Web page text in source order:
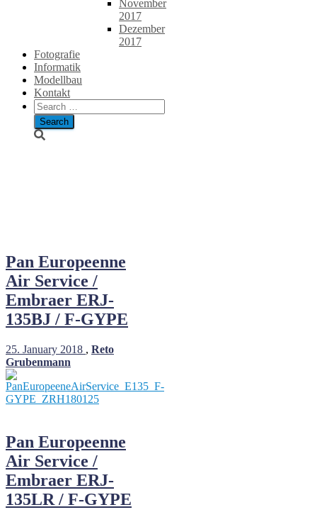
November
2017
Dezember
2017
Fotografie
Informatik
Modellbau
Kontakt
Search
for:
Pan Europeenne
Air Service /
Embraer ERJ-
135BJ / F-GYPE
25. January 2018 , Reto
Grubenmann
Pan Europeenne
Air Service /
Embraer ERJ-
135LR / F-GYPE